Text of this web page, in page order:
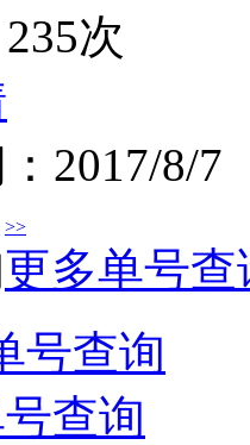
次
2017/8/7
>>
更多单号查
号查询
查询